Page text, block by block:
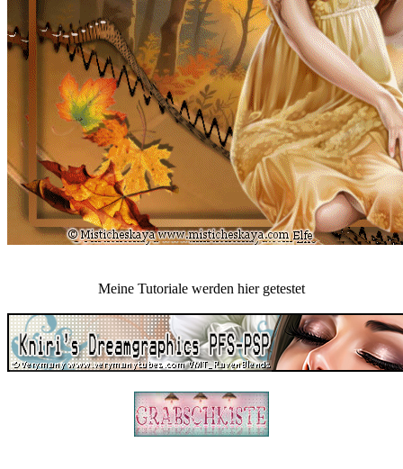
Meine Tutoriale werden hier getestet